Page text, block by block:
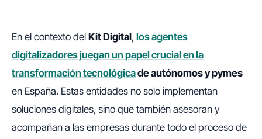
En el contexto del Kit Digital, los agentes
digitalizadores juegan un papel crucial en la
transformación tecnológicade autónomos y pymes
en España. Estas entidades no solo implementan
soluciones digitales, sino que también asesoran y
acompañan a las empresas durante todo el proceso de